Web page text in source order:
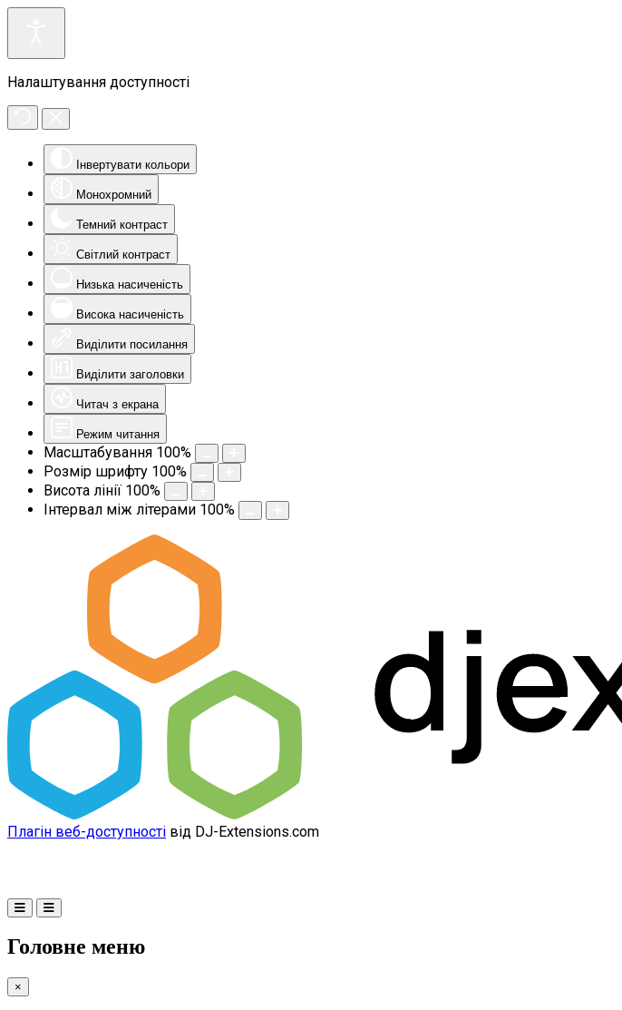
Налаштування доступності
Інвертувати кольори
Монохромний
Темний контраст
Світлий контраст
Низька насиченість
Висока насиченість
Виділити посилання
Виділити заголовки
Читач з екрана
Режим читання
Масштабування 100%
Розмір шрифту 100%
Висота лінії 100%
Інтервал між літерами 100%
Плагін веб-доступності від DJ-Extensions.com
Головне меню
×